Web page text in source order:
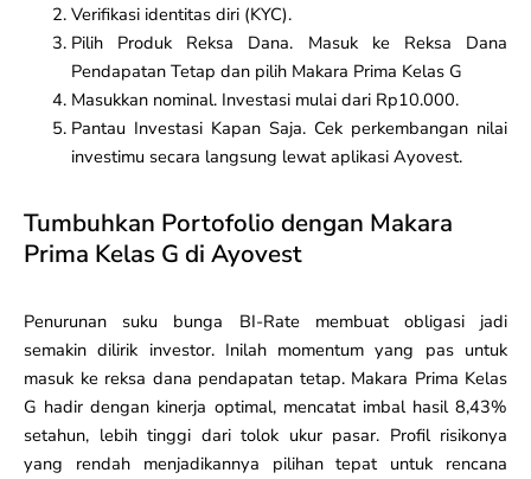
Verifikasi identitas diri (KYC).
Pilih Produk Reksa Dana. Masuk ke Reksa Dana
Pendapatan Tetap dan pilih Makara Prima Kelas G
Masukkan nominal. Investasi mulai dari Rp10.000.
Pantau Investasi Kapan Saja. Cek perkembangan nilai
investimu secara langsung lewat aplikasi Ayovest.
Tumbuhkan Portofolio dengan Makara
Prima Kelas G di Ayovest
Penurunan suku bunga BI-Rate membuat obligasi jadi
semakin dilirik investor. Inilah momentum yang pas untuk
masuk ke reksa dana pendapatan tetap. Makara Prima Kelas
G hadir dengan kinerja optimal, mencatat imbal hasil 8,43%
setahun, lebih tinggi dari tolok ukur pasar. Profil risikonya
yang rendah menjadikannya pilihan tepat untuk rencana